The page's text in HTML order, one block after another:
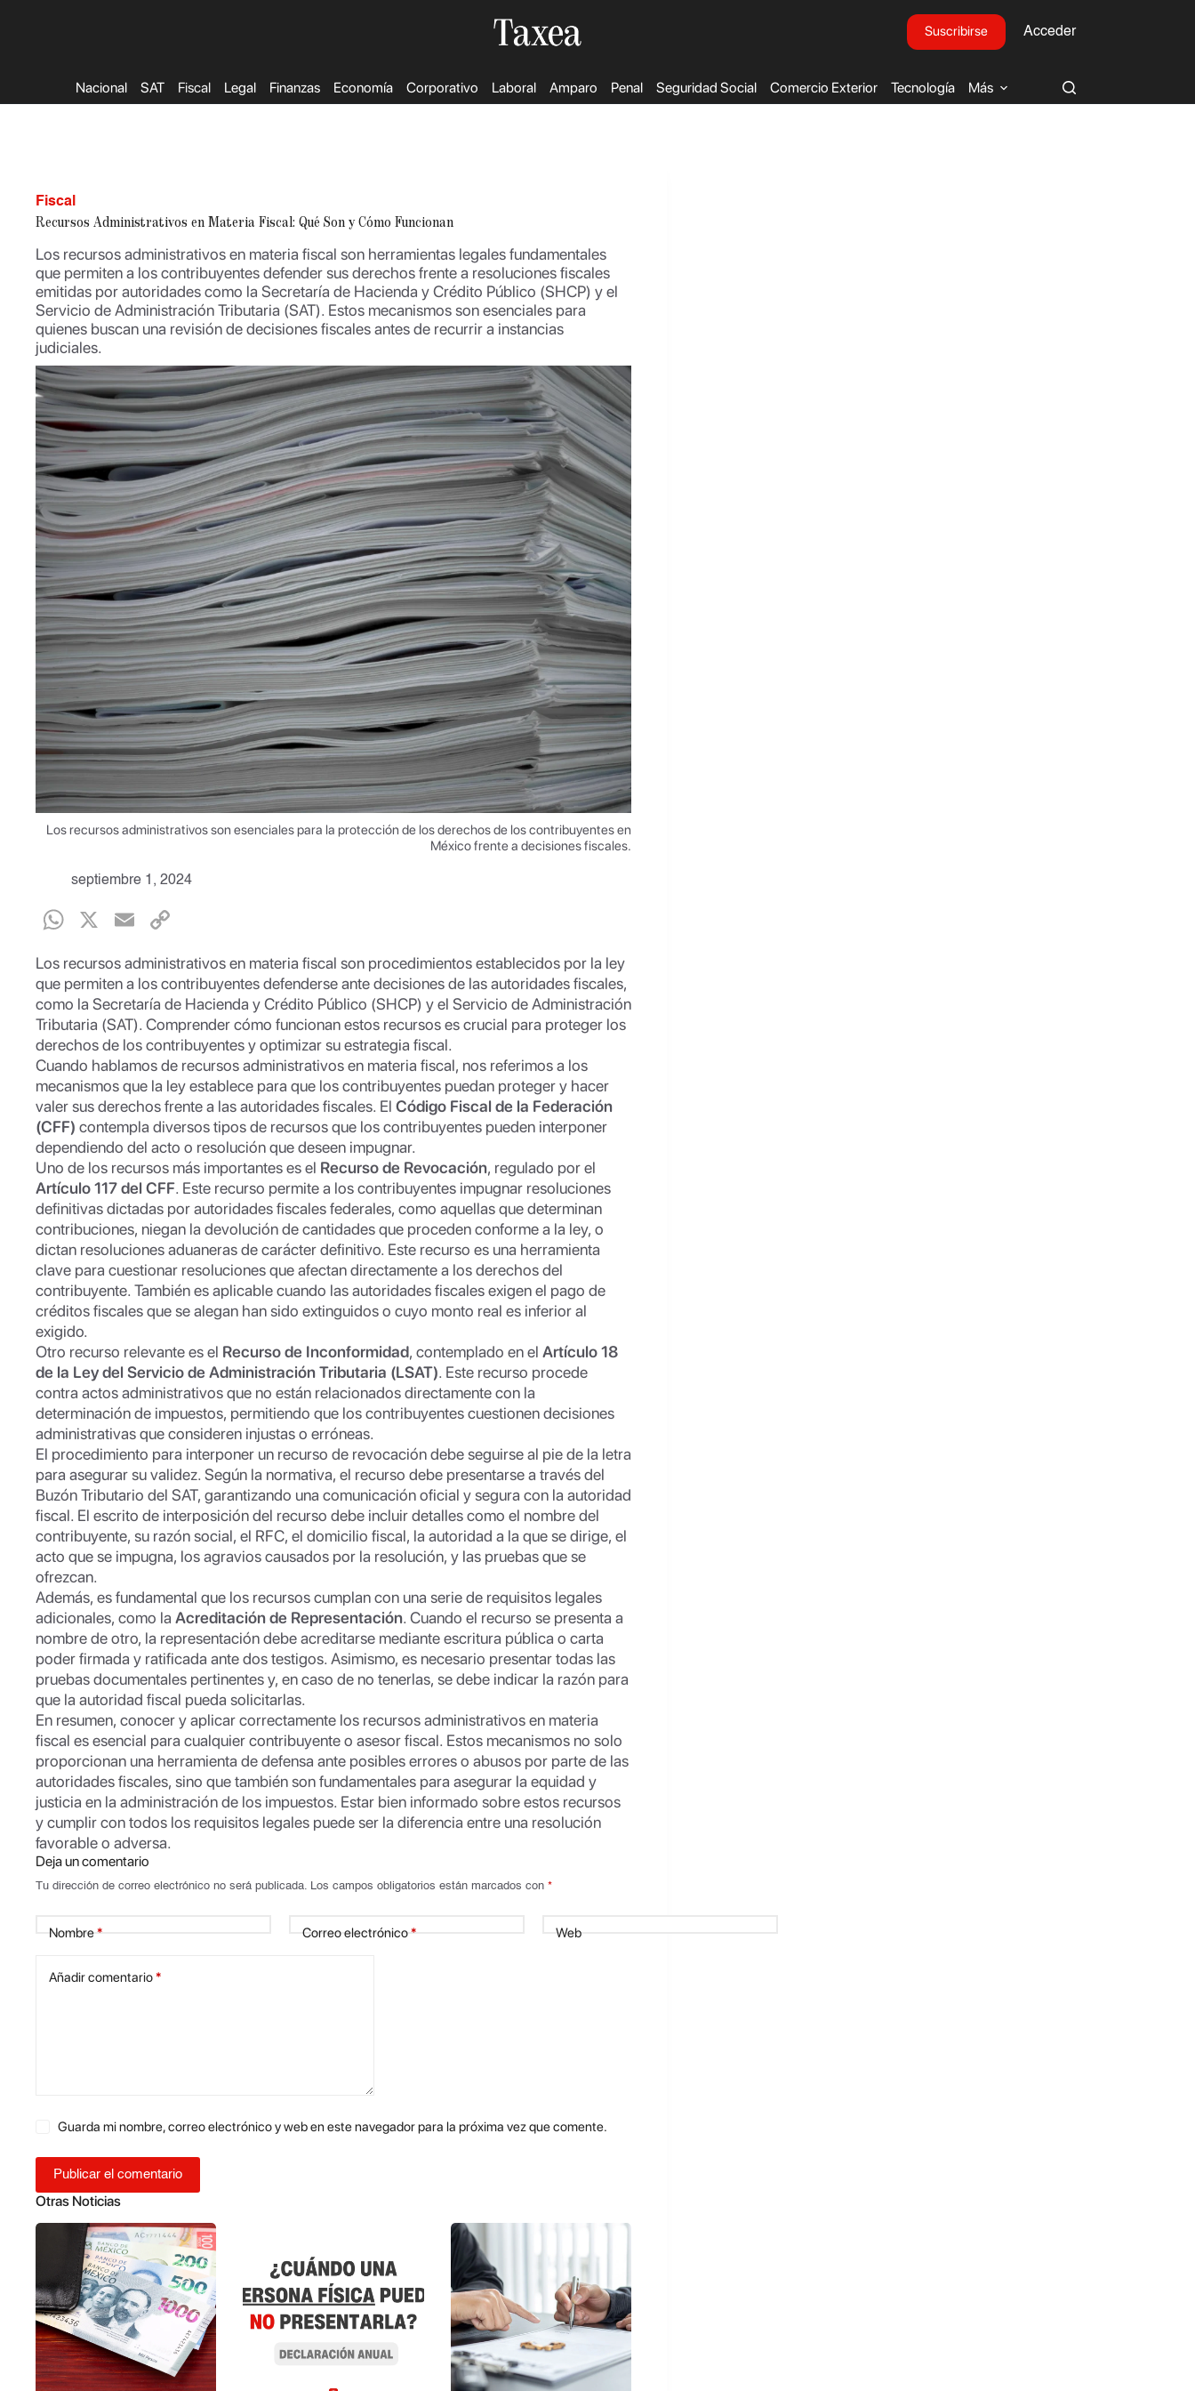
Suscribirse Acceder
Nacional SAT Fiscal Legal Finanzas Economía Corporativo Laboral Amparo Penal Seguridad Social Comercio Exterior Tecnología Más
Fiscal
Recursos Administrativos en Materia Fiscal: Qué Son y Cómo Funcionan
Los recursos administrativos en materia fiscal son herramientas legales fundamentales
que permiten a los contribuyentes defender sus derechos frente a resoluciones fiscales
emitidas por autoridades como la Secretaría de Hacienda y Crédito Público (SHCP) y el
Servicio de Administración Tributaria (SAT). Estos mecanismos son esenciales para
quienes buscan una revisión de decisiones fiscales antes de recurrir a instancias
judiciales.
Los recursos administrativos son esenciales para la protección de los derechos de los contribuyentes en
México frente a decisiones fiscales.
septiembre 1, 2024
W
at
s
A
p
p
X
E
ail p
y
Li
n
k
Los recursos administrativos en materia fiscal son procedimientos establecidos por la ley
que permiten a los contribuyentes defenderse ante decisiones de las autoridades fiscales,
como la Secretaría de Hacienda y Crédito Público (SHCP) y el Servicio de Administración
Tributaria (SAT). Comprender cómo funcionan estos recursos es crucial para proteger los
derechos de los contribuyentes y optimizar su estrategia fiscal.
Cuando hablamos de recursos administrativos en materia fiscal, nos referimos a los
mecanismos que la ley establece para que los contribuyentes puedan proteger y hacer
valer sus derechos frente a las autoridades fiscales. El Código Fiscal de la Federación
(CFF) contempla diversos tipos de recursos que los contribuyentes pueden interponer
dependiendo del acto o resolución que deseen impugnar.
Uno de los recursos más importantes es el Recurso de Revocación, regulado por el
Artículo 117 del CFF. Este recurso permite a los contribuyentes impugnar resoluciones
definitivas dictadas por autoridades fiscales federales, como aquellas que determinan
contribuciones, niegan la devolución de cantidades que proceden conforme a la ley, o
dictan resoluciones aduaneras de carácter definitivo. Este recurso es una herramienta
clave para cuestionar resoluciones que afectan directamente a los derechos del
contribuyente. También es aplicable cuando las autoridades fiscales exigen el pago de
créditos fiscales que se alegan han sido extinguidos o cuyo monto real es inferior al
exigido.
Otro recurso relevante es el Recurso de Inconformidad, contemplado en el Artículo 18
de la Ley del Servicio de Administración Tributaria (LSAT). Este recurso procede
contra actos administrativos que no están relacionados directamente con la
determinación de impuestos, permitiendo que los contribuyentes cuestionen decisiones
administrativas que consideren injustas o erróneas.
El procedimiento para interponer un recurso de revocación debe seguirse al pie de la letra
para asegurar su validez. Según la normativa, el recurso debe presentarse a través del
Buzón Tributario del SAT, garantizando una comunicación oficial y segura con la autoridad
fiscal. El escrito de interposición del recurso debe incluir detalles como el nombre del
contribuyente, su razón social, el RFC, el domicilio fiscal, la autoridad a la que se dirige, el
acto que se impugna, los agravios causados por la resolución, y las pruebas que se
ofrezcan.
Además, es fundamental que los recursos cumplan con una serie de requisitos legales
adicionales, como la Acreditación de Representación. Cuando el recurso se presenta a
nombre de otro, la representación debe acreditarse mediante escritura pública o carta
poder firmada y ratificada ante dos testigos. Asimismo, es necesario presentar todas las
pruebas documentales pertinentes y, en caso de no tenerlas, se debe indicar la razón para
que la autoridad fiscal pueda solicitarlas.
En resumen, conocer y aplicar correctamente los recursos administrativos en materia
fiscal es esencial para cualquier contribuyente o asesor fiscal. Estos mecanismos no solo
proporcionan una herramienta de defensa ante posibles errores o abusos por parte de las
autoridades fiscales, sino que también son fundamentales para asegurar la equidad y
justicia en la administración de los impuestos. Estar bien informado sobre estos recursos
y cumplir con todos los requisitos legales puede ser la diferencia entre una resolución
favorable o adversa.
Deja un comentario
Tu dirección de correo electrónico no será publicada. Los campos obligatorios están marcados con *
Nombre* Correo electrónico* Web
Añadir comentario*
Guarda mi nombre, correo electrónico y web en este navegador para la próxima vez que comente.
Publicar el comentario
Otras Noticias